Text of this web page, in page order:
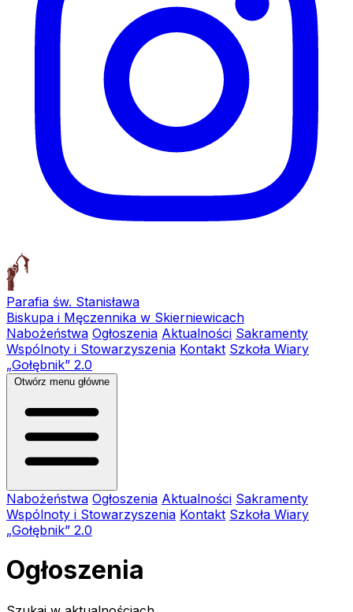
Parafia św. Stanisława
Biskupa i Męczennika w Skierniewicach
Nabożeństwa Ogłoszenia Aktualności Sakramenty
Wspólnoty i Stowarzyszenia Kontakt Szkoła Wiary
„Gołębnik” 2.0
Otwórz menu główne
Nabożeństwa Ogłoszenia Aktualności Sakramenty
Wspólnoty i Stowarzyszenia Kontakt Szkoła Wiary
„Gołębnik” 2.0
Ogłoszenia